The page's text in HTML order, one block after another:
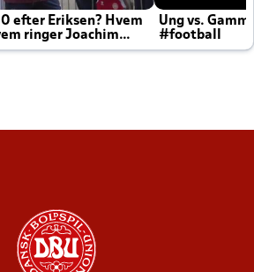
efter Eriksen? Hvem
ringer Joachim
Ung vs.
#football